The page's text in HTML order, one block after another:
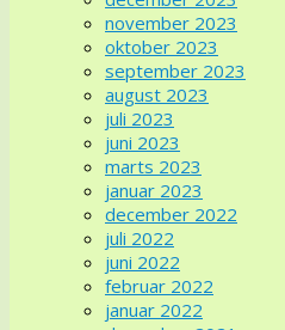
november 2023
oktober 2023
september 2023
august 2023
juli 2023
juni 2023
marts 2023
januar 2023
december 2022
juli 2022
juni 2022
februar 2022
januar 2022